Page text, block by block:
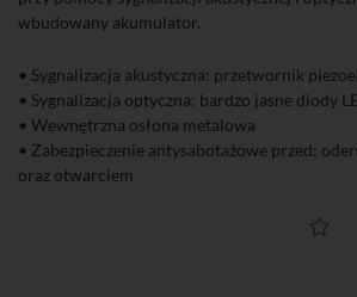
wbudowany akumulator.
• Sygnalizacja akustyczna: przetwornik
• Sygnalizacja optyczna: bardzo jasne diody
• Wewnętrzna osłona metalowa
• Zabezpieczenie antysabotażowe przed:
oraz otwarciem